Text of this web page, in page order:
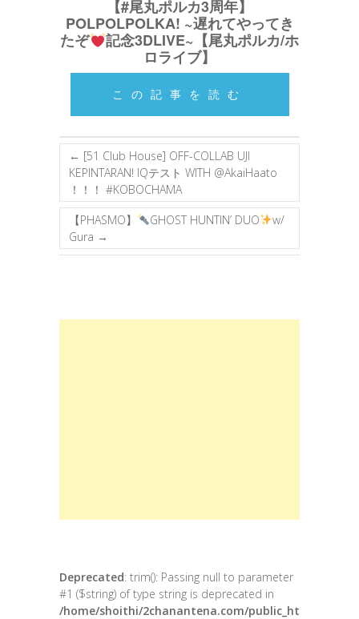
【#尾丸ポルカ3周年】
POLPOLPOLKA! ~遅れてやってき
たぞ
記念3DLIVE~【尾丸ポルカ/ホ
ロライブ】
この記事を読む
← [51 Club House] OFF-COLLAB UJI
KEPINTARAN! IQテスト WITH @AkaiHaato
！！！ #KOBOCHAMA
【PHASMO】
GHOST HUNTIN’ DUO
w/
Gura →
Deprecated: trim(): Passing null to parameter
#1 ($string) of type string is deprecated in
/home/shoithi/2chanantena.com/public_ht